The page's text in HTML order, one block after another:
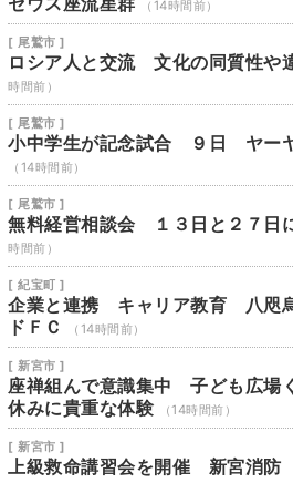
（14時間前）
[ 尾鷲市 ]
ロシア人と交流 文化の同質性や
時間前）
[ 尾鷲市 ]
小中学生が記念試合 ９日 ヤー
（14時間前）
[ 尾鷲市 ]
無料経営相談会 １３日と２７日
時間前）
[ 紀宝町 ]
企業と連携 キャリア教育 八咫
ドＦＣ
（14時間前）
[ 新宮市 ]
座禅組んで意識集中 子ども広
休みに貴重な体験
（14時間前）
[ 新宮市 ]
上級救命講習会を開催 新宮消防